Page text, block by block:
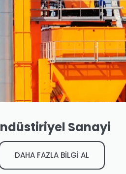
Sanayi
DAHA FAZLA BİLGİ AL